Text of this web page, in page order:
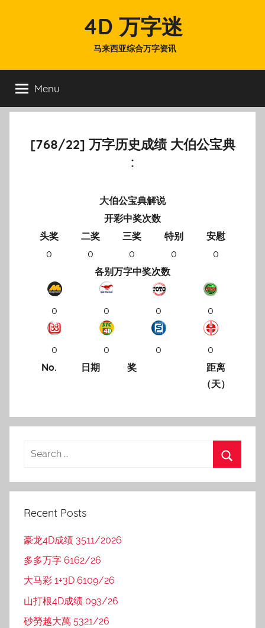
4D 万字迷
马来西亚综合万字资讯
Menu
[768/22] 万字历史成绩 大伯公宝典
:
大伯公宝典解说
开彩中奖次数
头奖
二奖 三奖 特别
安慰
0
0 0 0
0
各别万字中奖次数
0 0 0 0
0 0 0
0
No.
日期 奖
距离
（天）
Recent Posts
豪龙4D成绩 3511/2026
多多万字 6162/26
大马彩 1+3D 6109/26
山打根4D成绩 093/26
砂勞越大萬 5321/26